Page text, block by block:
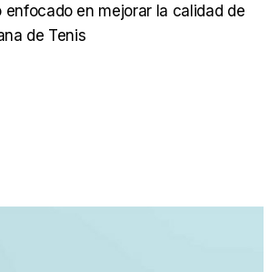
en mejorar la calidad de
de Tenis